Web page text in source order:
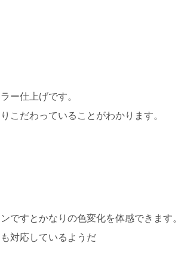
ー仕上げです。
こだわっていることがわかります。
ですとかなりの色変化を体感できます。
対応しているようだ